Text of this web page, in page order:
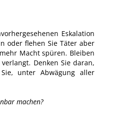
Eskalation
oder flehen Sie Täter aber
Macht spüren. Bleiben
Denken Sie daran,
unter Abwägung aller
machen?